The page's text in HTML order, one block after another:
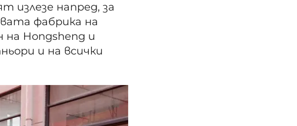
излезе напред, за
фабрика на
Hongsheng и
и на всички